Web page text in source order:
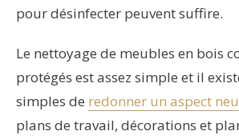
pour désinfecter peuvent suffire.
Le nettoyage de meubles en bois
protégés est assez simple et il
simples de redonner un aspect
plans de travail, décorations et